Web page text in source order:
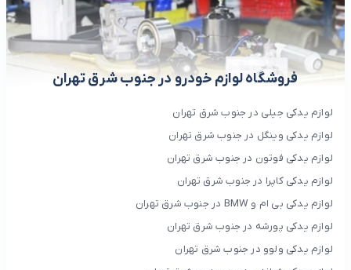
فروشگاه لوازم خودرو در جنوب شرق تهران
لوازم یدکی جیلی در جنوب شرق تهران
لوازم یدکی وینگل در جنوب شرق تهران
لوازم یدکی فوتون در جنوب شرق تهران
لوازم یدکی کاپرا در جنوب شرق تهران
لوازم یدکی بی ام و BMW در جنوب شرق تهران
لوازم یدکی پورشه در جنوب شرق تهران
لوازم یدکی ولوو در جنوب شرق تهران